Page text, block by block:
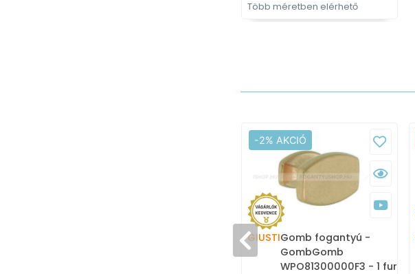
Több méretben elérhető
-2% AKCIÓ
GIUSTIGomb fogantyú -
GombGomb
WPO81300000F3 - 1 furatos